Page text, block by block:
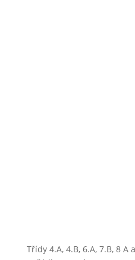
Třídy 4.A, 4.B, 6.A, 7.B, 8 A